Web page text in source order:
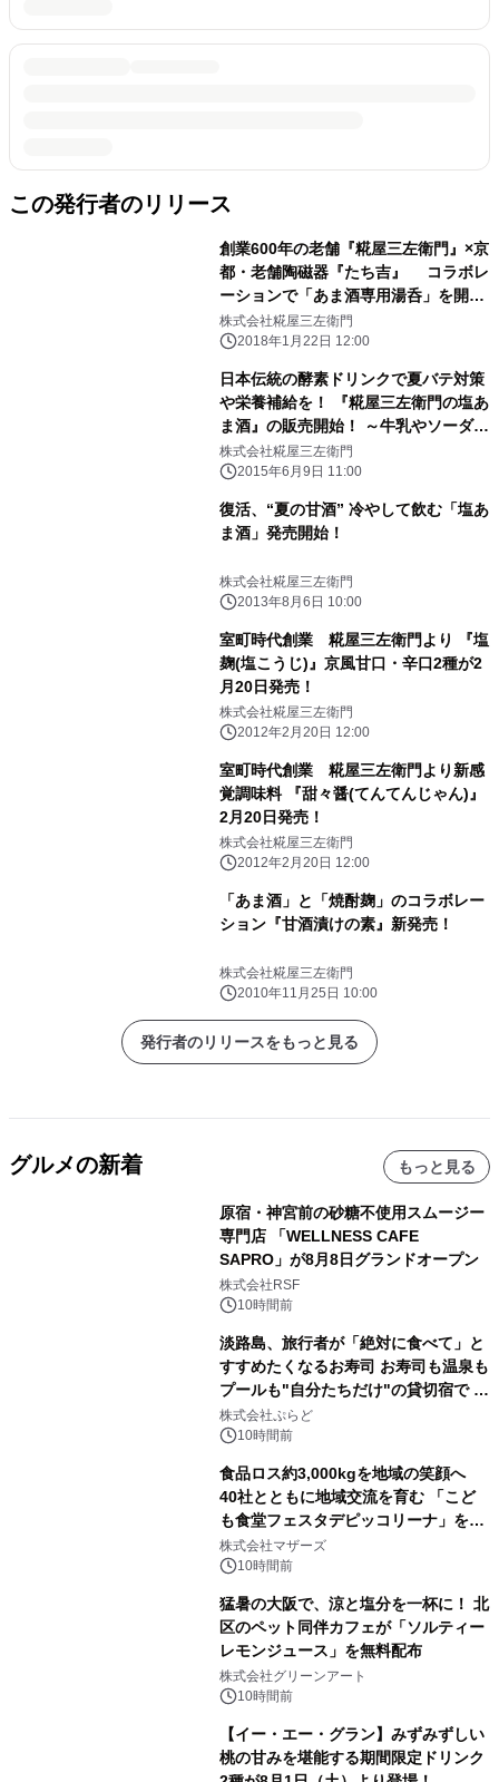
この発行者のリリース
創業600年の老舗『糀屋三左衛門』×京
都・老舗陶磁器『たち吉』 コラボレ
ーションで「あま酒専用湯呑」を開発
冬ギフト需要に向け、500セット数
量限定で1/22新発売
株式会社糀屋三左衛門
2018年1月22日 12:00
日本伝統の酵素ドリンクで夏バテ対策
や栄養補給を！ 『糀屋三左衛門の塩あ
ま酒』の販売開始！ ～牛乳やソーダで
割って新感覚のデザートドリンクにも
～
株式会社糀屋三左衛門
2015年6月9日 11:00
復活、“夏の甘酒” 冷やして飲む「塩あ
ま酒」発売開始！
株式会社糀屋三左衛門
2013年8月6日 10:00
室町時代創業 糀屋三左衛門より 『塩
麹(塩こうじ)』京風甘口・辛口2種が2
月20日発売！
株式会社糀屋三左衛門
2012年2月20日 12:00
室町時代創業 糀屋三左衛門より新感
覚調味料 『甜々醤(てんてんじゃん)』
2月20日発売！
株式会社糀屋三左衛門
2012年2月20日 12:00
「あま酒」と「焼酎麹」のコラボレー
ション『甘酒漬けの素』新発売！
株式会社糀屋三左衛門
2010年11月25日 10:00
発行者のリリースをもっと見る
グルメの新着 もっと見る
原宿・神宮前の砂糖不使用スムージー
専門店 「WELLNESS CAFE
SAPRO」が8月8日グランドオープン
株式会社RSF
10時間前
淡路島、旅行者が「絶対に食べて」と
すすめたくなるお寿司 お寿司も温泉も
プールも"自分たちだけ"の貸切宿で 1
日1組限定「岩屋温泉 絵島別庭 海と
森」の握り寿司プラン
株式会社ぷらど
10時間前
食品ロス約3,000kgを地域の笑顔へ
40社とともに地域交流を育む 「こど
も食堂フェスタデピッコリーナ」を9
月5日(土)開催
株式会社マザーズ
10時間前
猛暑の大阪で、涼と塩分を一杯に！ 北
区のペット同伴カフェが「ソルティー
レモンジュース」を無料配布
株式会社グリーンアート
10時間前
【イー・エー・グラン】みずみずしい
桃の甘みを堪能する期間限定ドリンク